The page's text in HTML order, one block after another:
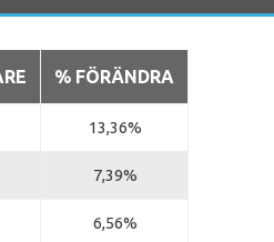
% FÖRÄNDRA
13,36%
7,39%
6,56%